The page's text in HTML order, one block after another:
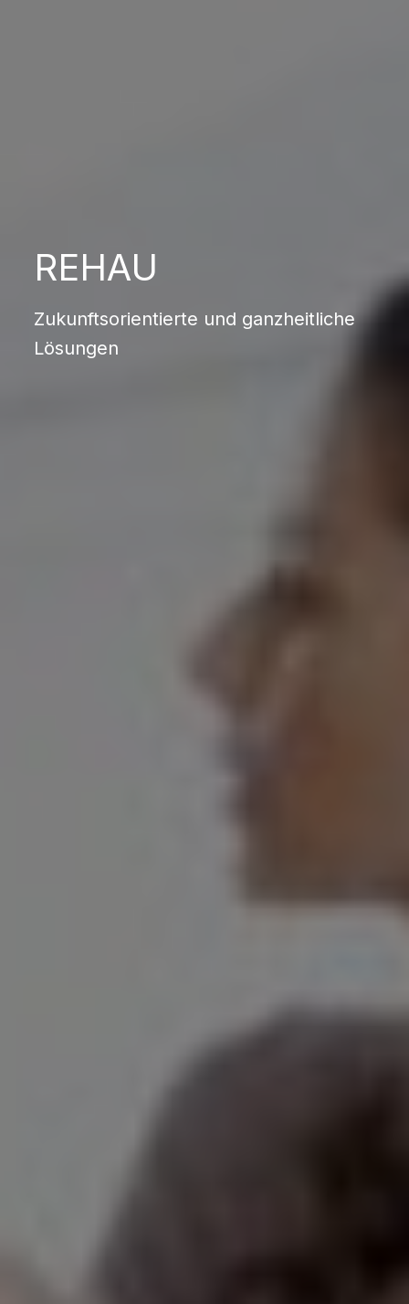
REHAU
Zukunftsorientierte und ganzheitliche
Lösungen